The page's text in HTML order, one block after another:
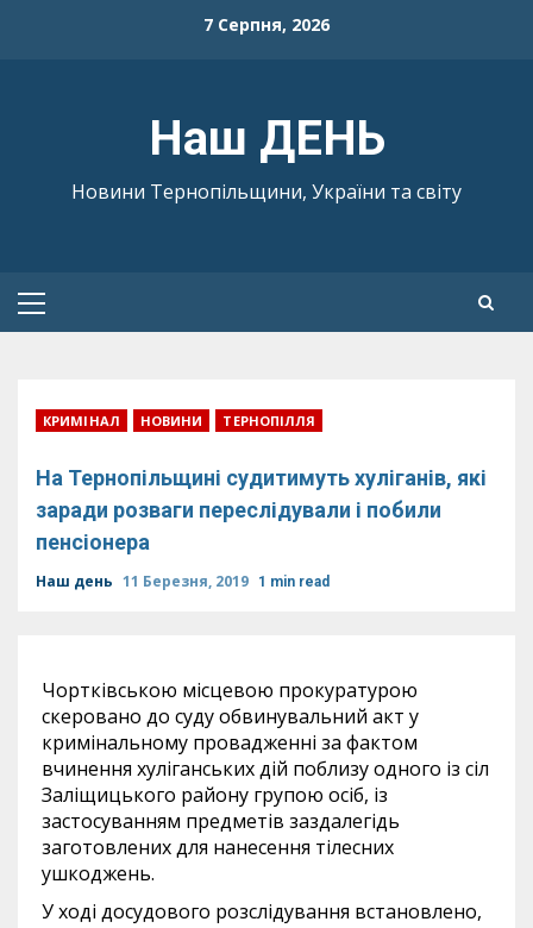
7 Серпня, 2026
Наш ДЕНЬ
Новини Тернопільщини, України та світу
Primary
КРИМІНАЛ НОВИНИ ТЕРНОПІЛЛЯ
На Тернопільщині судитимуть хуліганів, які
заради розваги переслідували і побили
пенсіонера
Наш день 11 Березня, 2019 1 min read
Чортківською місцевою прокуратурою
скеровано до суду обвинувальний акт у
кримінальному провадженні за фактом
вчинення хуліганських дій поблизу одного із сіл
Заліщицького району групою осіб, із
застосуванням предметів заздалегідь
заготовлених для нанесення тілесних
ушкоджень.
У ході досудового розслідування встановлено,